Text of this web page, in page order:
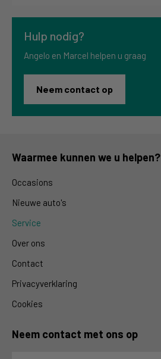
Hulp nodig?
Angelo en Marcel helpen u graag
Neem contact op
Waarmee kunnen we u helpen?
Occasions
Nieuwe auto's
Service
Over ons
Contact
Privacyverklaring
Cookies
Neem contact met ons op